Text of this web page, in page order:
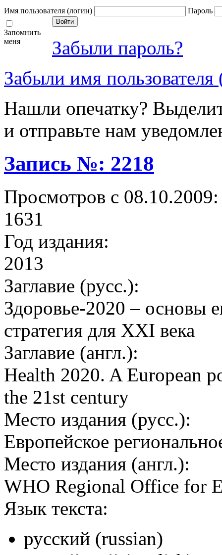
Имя пользователя (логин) Пароль
Запомнить
меня
Забыли пароль?
Забыли имя пользователя
Нашли опечатку?
и отправьте нам
Запись №: 2218
Просмотров с 08.10.2009:
1631
Год издания:
2013
Заглавие (русс.):
Здоровье-2020 – основы
стратегия для XXI века
Заглавие (англ.):
Health 2020. A European
the 21st century
Место издания (русс.):
Европейское
Место издания (англ.):
WHO Regional Office for
Язык текста:
русский (russian)